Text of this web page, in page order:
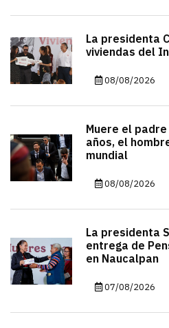
La presidenta
viviendas del
08/08/2026
Muere el
años, el
mundial
08/08/2026
La presidenta
entrega de
en Naucalpan
07/08/2026